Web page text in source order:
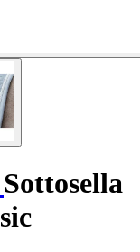
Sottosella